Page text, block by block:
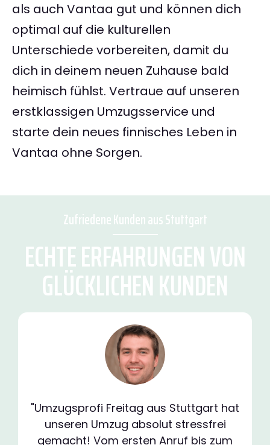
als auch Vantaa gut und können dich
optimal auf die kulturellen
Unterschiede vorbereiten, damit du
dich in deinem neuen Zuhause bald
heimisch fühlst. Vertraue auf unseren
erstklassigen Umzugsservice und
starte dein neues finnisches Leben in
Vantaa ohne Sorgen.
Zufriedene Kunden aus Stuttgart
ECHTE ERFAHRUNGEN VON
GLÜCKLICHEN KUNDEN
"Umzugsprofi Freitag aus Stuttgart hat
unseren Umzug absolut stressfrei
gemacht! Vom ersten Anruf bis zum